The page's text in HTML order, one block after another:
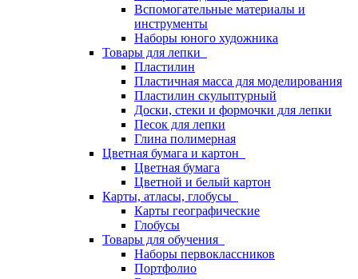
Вспомогательные материалы и
инструменты
Наборы юного художника
Товары для лепки
Пластилин
Пластичная масса для моделирования
Пластилин скульптурный
Доски, стеки и формочки для лепки
Песок для лепки
Глина полимерная
Цветная бумага и картон
Цветная бумага
Цветной и белый картон
Карты, атласы, глобусы
Карты географические
Глобусы
Товары для обучения
Наборы первоклассников
Портфолио